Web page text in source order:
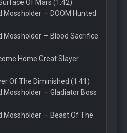
Of Mars (1:42)
Mossholder — DOOM Hunted
Mossholder — Blood Sacrifice
Home Great Slayer
Of The Diminished (1:41)
Mossholder — Gladiator Boss
Mossholder — Beast Of The